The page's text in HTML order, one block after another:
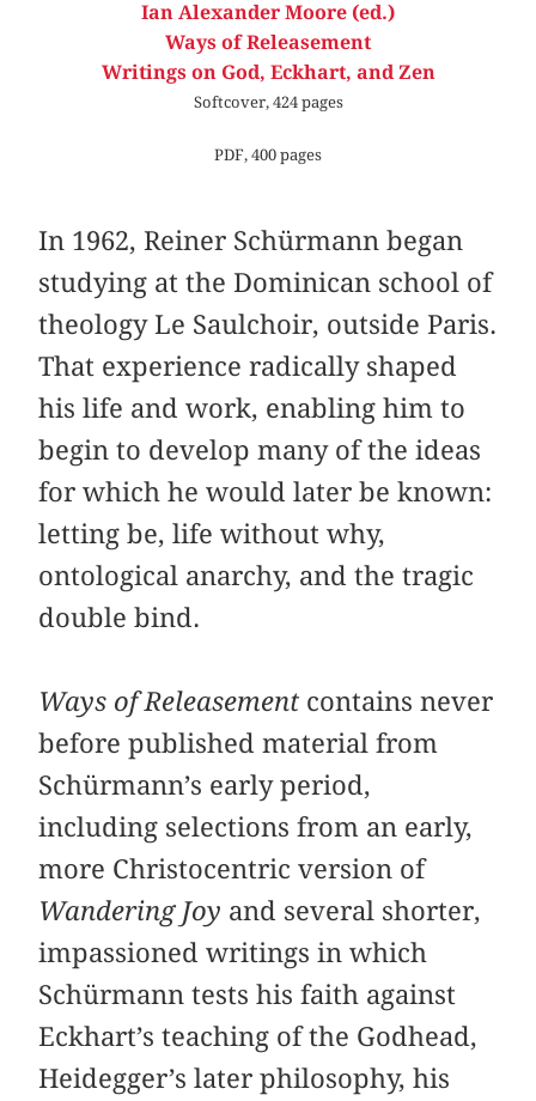
Ian Alexander Moore (ed.)
Ways of Releasement
Writings on God, Eckhart, and Zen
Softcover, 424 pages
PDF, 400 pages
In 1962, Reiner Schürmann began
studying at the Dominican school of
theology Le Saulchoir, outside Paris.
That experience radically shaped
his life and work, enabling him to
begin to develop many of the ideas
for which he would later be known:
letting be, life without why,
ontological anarchy, and the tragic
double bind.
Ways of Releasement contains never
before published material from
Schürmann’s early period,
including selections from an early,
more Christocentric version of
Wandering Joy and several shorter,
impassioned writings in which
Schürmann tests his faith against
Eckhart’s teaching of the Godhead,
Heidegger’s later philosophy, his